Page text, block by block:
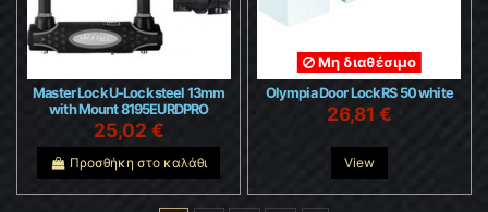
Master Lock U-Lock steel 13mm
with Mount 8195EURDPRO
25,02 €
Προσθήκη στο καλάθι
Μη διαθέσιμο
Olympia Door Lock RS 50 white
26,81 €
View